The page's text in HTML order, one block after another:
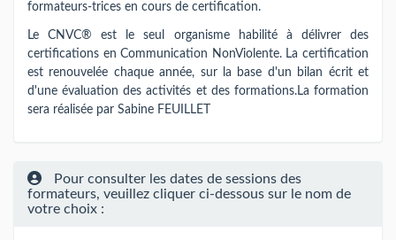
formateurs-trices en cours de certification.
Le CNVC® est le seul organisme habilité à délivrer des
certifications en Communication NonViolente. La certification
est renouvelée chaque année, sur la base d'un bilan écrit et
d'une évaluation des activités et des formations.La formation
sera réalisée par Sabine FEUILLET
Pour consulter les dates de sessions des
formateurs, veuillez cliquer ci-dessous sur le nom de
votre choix :